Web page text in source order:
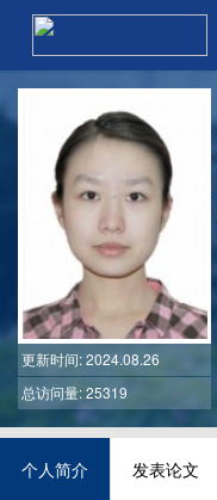
更新时间: 2024.08.26
总访问量: 25319
个人简介 发表论文